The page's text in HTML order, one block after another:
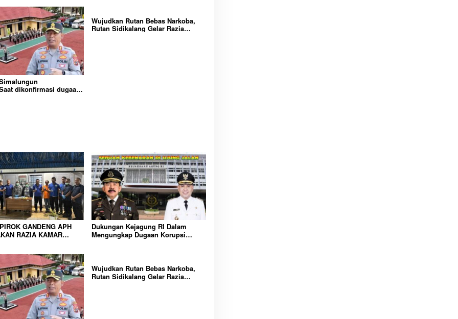
LINGKUNGAN
YANG AMAN
dikonfirmasi dugaan
Wujudkan Rutan Bebas Narkoba,
Rutan Sidikalang Gelar Razia
GANDENG APH
RAZIA KAMAR
YANG AMAN
Dukungan Kejagung RI Dalam
Mengungkap Dugaan Korupsi
Wujudkan Rutan Bebas Narkoba,
Rutan Sidikalang Gelar Razia